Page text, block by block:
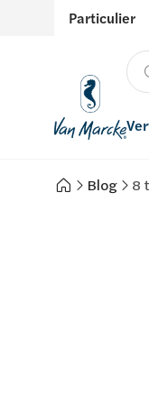
Particulier
Blog 8